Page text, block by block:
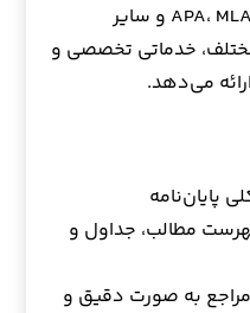
فرمت‌بندی، از جمله APA، MLA، Chicago و سایر
خدماتی تخصصی و
می‌دهد.
پایان‌نامه
مطالب، جداول و
مراجع به صورت دقیق و